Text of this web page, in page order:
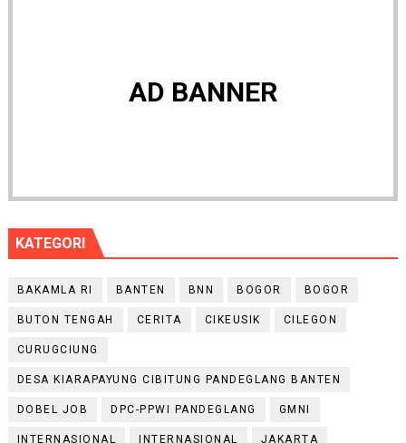
AD BANNER
KATEGORI
BAKAMLA RI BANTEN BNN BOGOR BOGOR
BUTON TENGAH CERITA CIKEUSIK CILEGON
CURUGCIUNG
DESA KIARAPAYUNG CIBITUNG PANDEGLANG BANTEN
DOBEL JOB DPC-PPWI PANDEGLANG GMNI
INTERNASIONAL INTERNASIONAL JAKARTA